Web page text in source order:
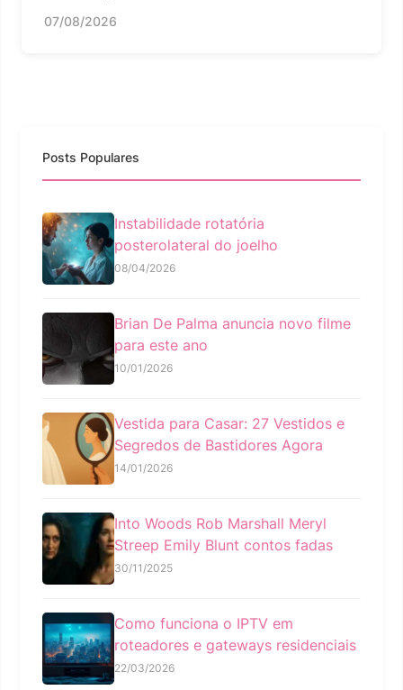
07/08/2026
Posts Populares
Instabilidade rotatória
posterolateral do joelho
08/04/2026
Brian De Palma anuncia novo filme
para este ano
10/01/2026
Vestida para Casar: 27 Vestidos e
Segredos de Bastidores Agora
14/01/2026
Into Woods Rob Marshall Meryl
Streep Emily Blunt contos fadas
30/11/2025
Como funciona o IPTV em
roteadores e gateways residenciais
22/03/2026